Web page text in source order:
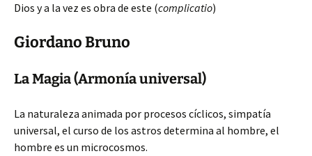
Dios y a la vez es obra de este (complicatio)
Giordano Bruno
La Magia (Armonía universal)
La naturaleza animada por procesos cíclicos, simpatía
universal, el curso de los astros determina al hombre, el
hombre es un microcosmos.